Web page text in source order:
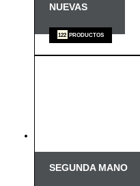
NUEVAS
122 PRODUCTOS
SEGUNDA MANO